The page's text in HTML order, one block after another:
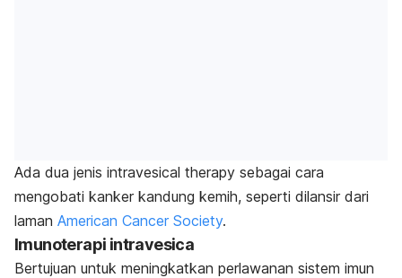
Ada dua jenis intravesical therapy sebagai cara
mengobati kanker kandung kemih, seperti dilansir dari
laman American Cancer Society.
Imunoterapi intravesica
Bertujuan untuk meningkatkan perlawanan sistem imun